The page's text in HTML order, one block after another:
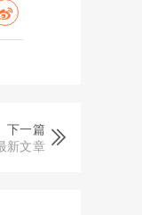
下一篇
新文章